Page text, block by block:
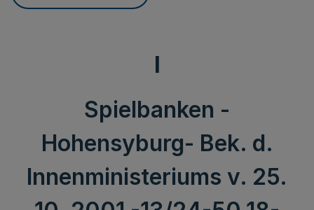
I
Spielbanken -
Hohensyburg- Bek. d.
Innenministeriums v. 25.